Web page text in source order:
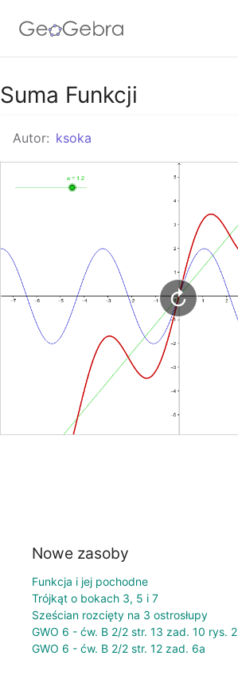
Google Classroom
GeoGebra Classroom
Zaloguj się
Suma Funkcji
Autor: ksoka
Nowe zasoby
Funkcja i jej pochodne
Trójkąt o bokach 3, 5 i 7
Sześcian rozcięty na 3 ostrosłupy
GWO 6 - ćw. B 2/2 str. 13 zad. 10 rys. 2
GWO 6 - ćw. B 2/2 str. 12 zad. 6a